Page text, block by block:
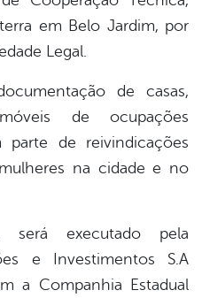
em Belo Jardim, por
Legal.
de casas,
de ocupações
parte de reivindicações
na cidade e no
será executado pela
e Investimentos S.A
a Companhia Estadual